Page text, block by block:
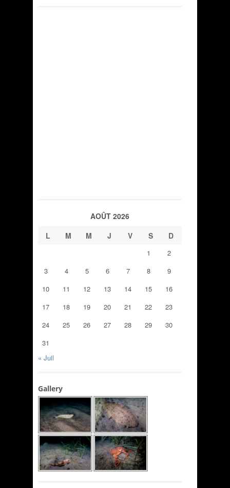
AOÛT 2026
L
M M J V S D
1
2
3
4 5 6 7 8
9
10
11 12 13 14 15
16
17
18 19 20 21 22
23
24
25 26 27 28 29
30
31
« Juil
Gallery